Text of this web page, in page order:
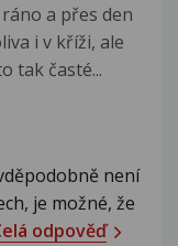
a přes den
i v kříži, ale
tak časté...
není
je možné, že
odpověď